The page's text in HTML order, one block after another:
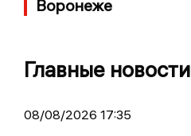
Воронеже
Главные новости
08/08/2026 17:35